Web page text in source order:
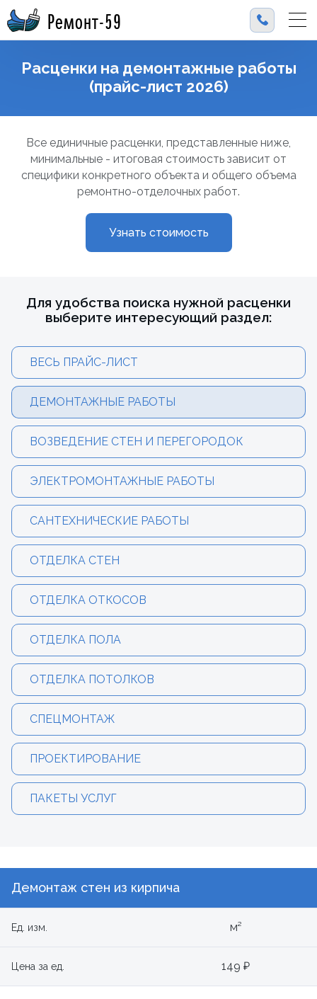
Ремонт-59
Расценки на демонтажные работы
(прайс-лист 2026)
Все единичные расценки, представленные ниже,
минимальные - итоговая стоимость зависит от
специфики конкретного объекта и общего объема
ремонтно-отделочных работ.
Узнать стоимость
Для удобства поиска нужной расценки
выберите интересующий раздел:
ВЕСЬ ПРАЙС-ЛИСТ
ДЕМОНТАЖНЫЕ РАБОТЫ
ВОЗВЕДЕНИЕ СТЕН И ПЕРЕГОРОДОК
ЭЛЕКТРОМОНТАЖНЫЕ РАБОТЫ
САНТЕХНИЧЕСКИЕ РАБОТЫ
ОТДЕЛКА СТЕН
ОТДЕЛКА ОТКОСОВ
ОТДЕЛКА ПОЛА
ОТДЕЛКА ПОТОЛКОВ
СПЕЦМОНТАЖ
ПРОЕКТИРОВАНИЕ
ПАКЕТЫ УСЛУГ
Демонтаж стен из кирпича
Ед. изм. м²
Цена за ед. 149 ₽